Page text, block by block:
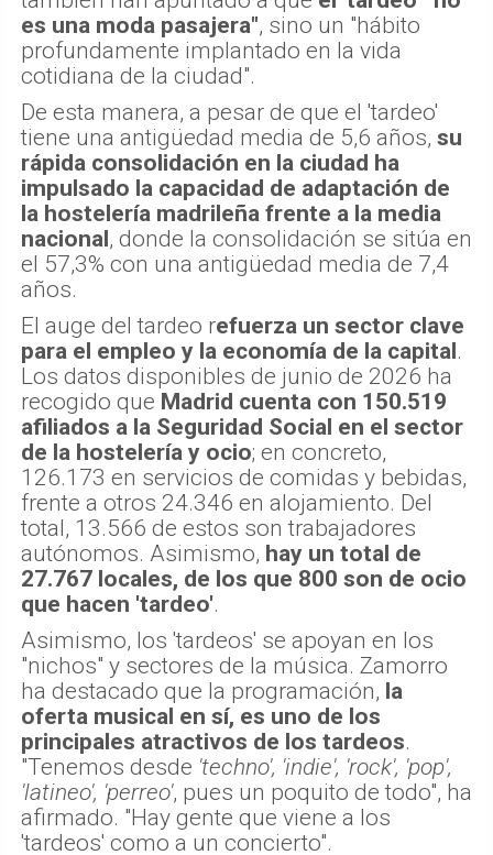
es una moda pasajera", sino un "hábito
profundamente implantado en la vida
cotidiana de la ciudad".
De esta manera, a pesar de que el 'tardeo'
tiene una antigüedad media de 5,6 años, su
rápida consolidación en la ciudad ha
impulsado la capacidad de adaptación de
la hostelería madrileña frente a la media
nacional, donde la consolidación se sitúa en
el 57,3% con una antigüedad media de 7,4
años.
El auge del tardeo refuerza un sector clave
para el empleo y la economía de la capital.
Los datos disponibles de junio de 2026 ha
recogido que Madrid cuenta con 150.519
afiliados a la Seguridad Social en el sector
de la hostelería y ocio; en concreto,
126.173 en servicios de comidas y bebidas,
frente a otros 24.346 en alojamiento. Del
total, 13.566 de estos son trabajadores
autónomos. Asimismo, hay un total de
27.767 locales, de los que 800 son de ocio
que hacen 'tardeo'.
Asimismo, los 'tardeos' se apoyan en los
"nichos" y sectores de la música. Zamorro
ha destacado que la programación, la
oferta musical en sí, es uno de los
principales atractivos de los tardeos.
"Tenemos desde 'techno', 'indie', 'rock', 'pop',
'latineo', 'perreo', pues un poquito de todo", ha
afirmado. "Hay gente que viene a los
'tardeos' como a un concierto".